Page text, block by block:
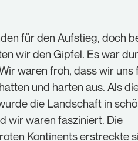
für den Aufstieg, doch
wir den Gipfel. Es war
waren froh, dass wir uns
und harten aus. Als
die Landschaft in
wir waren fasziniert. Die
Kontinents erstreckte